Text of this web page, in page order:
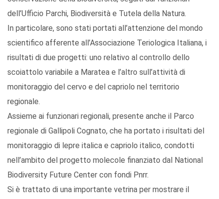
dell’Ufficio Parchi, Biodiversità e Tutela della Natura.
In particolare, sono stati portati all’attenzione del mondo
scientifico afferente all’Associazione Teriologica Italiana, i
risultati di due progetti: uno relativo al controllo dello
scoiattolo variabile a Maratea e l’altro sull’attività di
monitoraggio del cervo e del capriolo nel territorio
regionale.
Assieme ai funzionari regionali, presente anche il Parco
regionale di Gallipoli Cognato, che ha portato i risultati del
monitoraggio di lepre italica e capriolo italico, condotti
nell’ambito del progetto molecole finanziato dal National
Biodiversity Future Center con fondi Pnrr.
Si è trattato di una importante vetrina per mostrare il